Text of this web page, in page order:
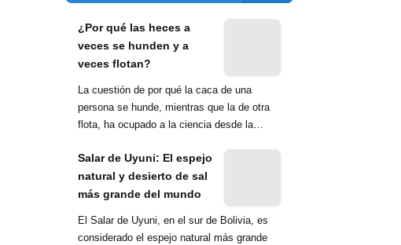
¿Por qué las heces a
veces se hunden y a
veces flotan?
La cuestión de por qué la caca de una
persona se hunde, mientras que la de otra
flota, ha ocupado a la ciencia desde la
Salar de Uyuni: El espejo
natural y desierto de sal
más grande del mundo
El Salar de Uyuni, en el sur de Bolivia, es
considerado el espejo natural más grande